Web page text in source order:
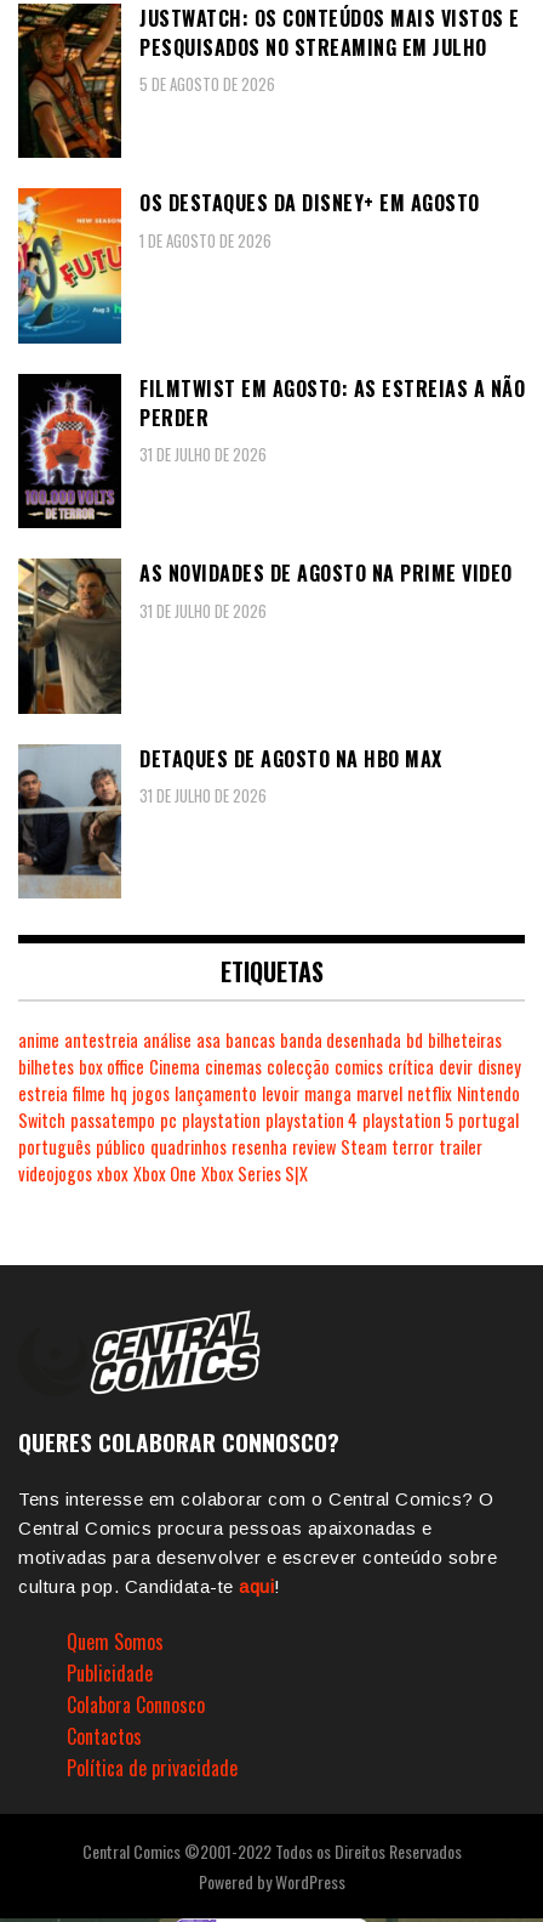
JUSTWATCH: OS CONTEÚDOS MAIS VISTOS E
PESQUISADOS NO STREAMING EM JULHO
5 DE AGOSTO DE 2026
OS DESTAQUES DA DISNEY+ EM AGOSTO
1 DE AGOSTO DE 2026
FILMTWIST EM AGOSTO: AS ESTREIAS A NÃO
PERDER
31 DE JULHO DE 2026
AS NOVIDADES DE AGOSTO NA PRIME VIDEO
31 DE JULHO DE 2026
DETAQUES DE AGOSTO NA HBO MAX
31 DE JULHO DE 2026
ETIQUETAS
anime antestreia análise asa bancas banda desenhada bd bilheteiras
bilhetes box office Cinema cinemas colecção comics crítica devir disney
estreia filme hq jogos lançamento levoir manga marvel netflix Nintendo
Switch passatempo pc playstation playstation 4 playstation 5 portugal
português público quadrinhos resenha review Steam terror trailer
videojogosxboxXbox One Xbox Series S|X
QUERES COLABORAR CONNOSCO?
Tens interesse em colaborar com o Central Comics? O
Central Comics procura pessoas apaixonadas e
motivadas para desenvolver e escrever conteúdo sobre
cultura pop. Candidata-te aqui!
Quem Somos
Publicidade
Colabora Connosco
Contactos
Política de privacidade
Central Comics ©2001-2022 Todos os Direitos Reservados
Powered byWordPress